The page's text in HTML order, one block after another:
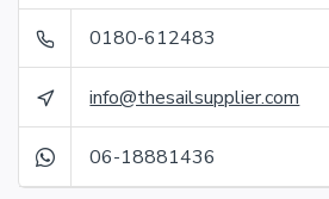
0180-612483
info@thesailsupplier.com
06-18881436